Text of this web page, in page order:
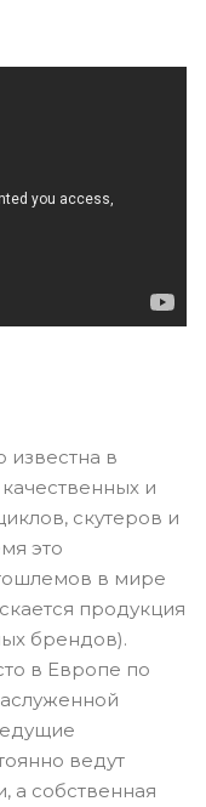
известна в
и
скутеров и
это
в мире
продукция
брендов).
в Европе по
ведут
а собственная